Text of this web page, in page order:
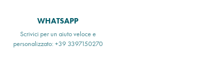
WHATSAPP
Scrivici per un aiuto veloce e
personalizzato: +39 3397150270